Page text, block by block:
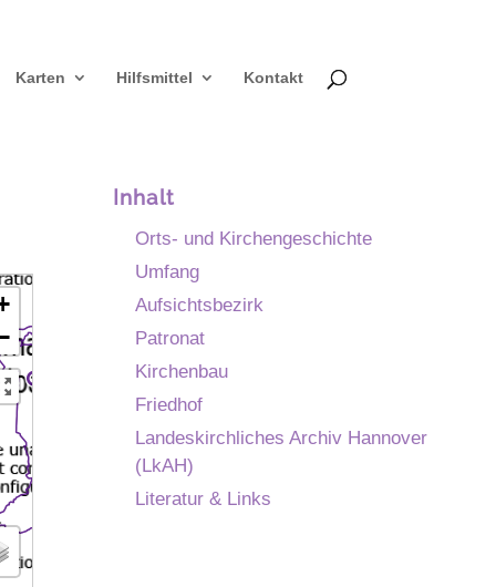
Karten Hilfsmittel Kontakt
Inhalt
Orts- und Kirchengeschichte
Umfang
Aufsichtsbezirk
Patronat
Kirchenbau
Friedhof
Landeskirchliches Archiv Hannover
(LkAH)
Literatur & Links